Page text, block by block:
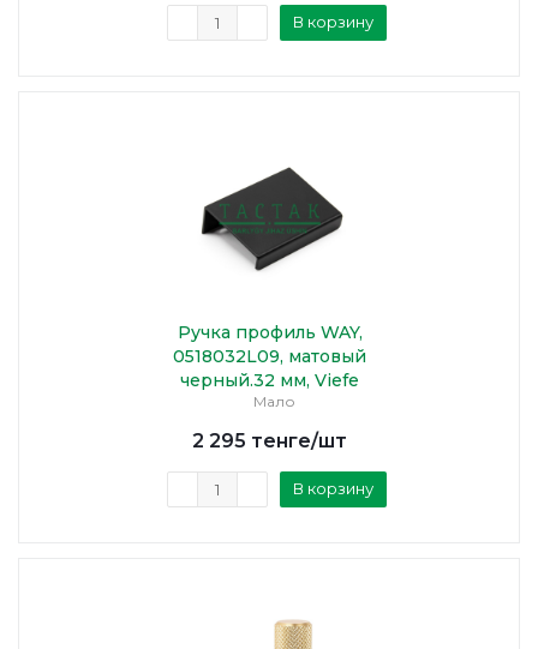
В корзину
Ручка профиль WAY,
0518032L09, матовый
черный.32 мм, Viefe
Мало
2 295 тенге/шт
В корзину